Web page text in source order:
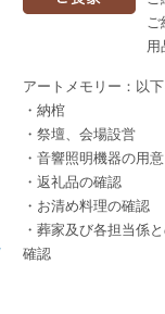
ご
用
アートメモリー：以下
・納棺
・祭壇、会場設営
・音響照明機器の用意
・返礼品の確認
・お清め料理の確認
・葬家及び各担当係
確認